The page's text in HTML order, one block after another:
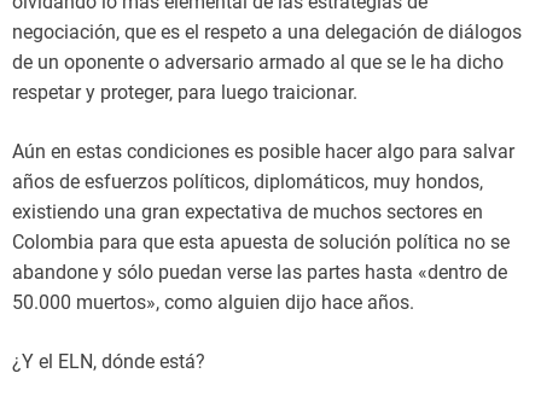
negociación, que es el respeto a una delegación de diálogos
de un oponente o adversario armado al que se le ha dicho
respetar y proteger, para luego traicionar.
Aún en estas condiciones es posible hacer algo para salvar
años de esfuerzos políticos, diplomáticos, muy hondos,
existiendo una gran expectativa de muchos sectores en
Colombia para que esta apuesta de solución política no se
abandone y sólo puedan verse las partes hasta «dentro de
50.000 muertos», como alguien dijo hace años.
¿Y el ELN, dónde está?